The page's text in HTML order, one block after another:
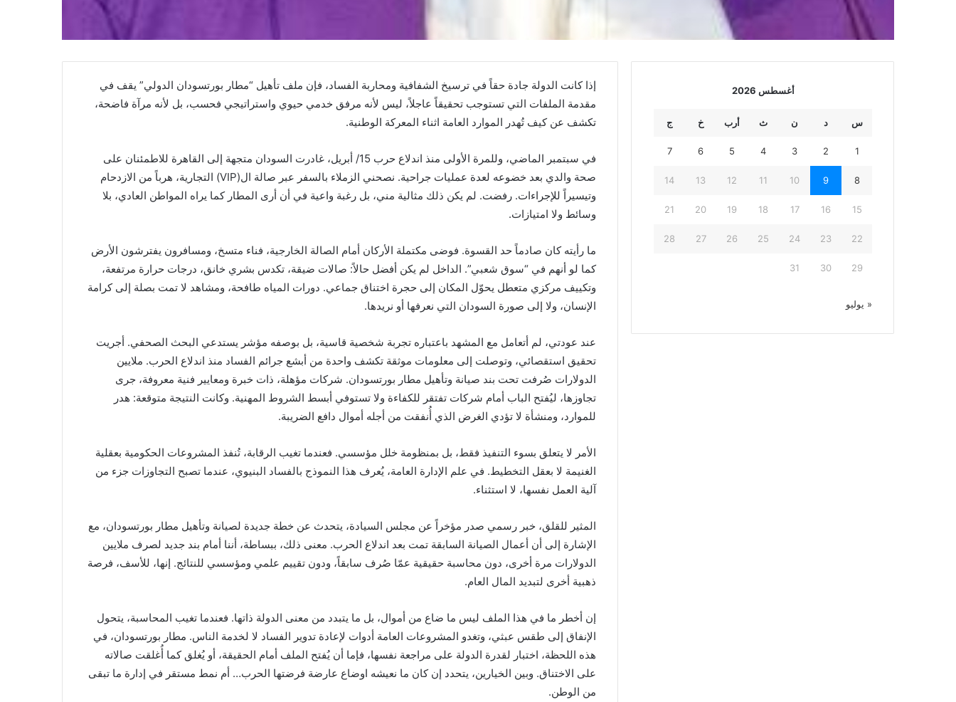
إذا كانت الدولة جادة حقاً في ترسيخ الشفافية ومحاربة الفساد، فإن ملف تأهيل “مطار بورتسودان الدولي” يقف في
مقدمة الملفات التي تستوجب تحقيقاً عاجلاً، ليس لأنه مرفق خدمي حيوي واستراتيجي فحسب، بل لأنه مرآة فاضحة،
تكشف عن كيف تُهدر الموارد العامة اثناء المعركة الوطنية.
في سبتمبر الماضي، وللمرة الأولى منذ اندلاع حرب 15/ أبريل، غادرت السودان متجهة إلى القاهرة للاطمئنان على
صحة والدي بعد خضوعه لعدة عمليات جراحية. نصحني الزملاء بالسفر عبر صالة ال(VIP) التجارية، هرباً من الازدحام
وتيسيراً للإجراءات. رفضت. لم يكن ذلك مثالية مني، بل رغبة واعية في أن أرى المطار كما يراه المواطن العادي، بلا
وسائط ولا امتيازات.
ما رأيته كان صادماً حد القسوة. فوضى مكتملة الأركان أمام الصالة الخارجية، فناء متسخ، ومسافرون يفترشون الأرض
كما لو أنهم في “سوق شعبي”. الداخل لم يكن أفضل حالاً: صالات ضيقة، تكدس بشري خانق، درجات حرارة مرتفعة،
وتكييف مركزي متعطل يحوّل المكان إلى حجرة اختناق جماعي. دورات المياه طافحة، ومشاهد لا تمت بصلة إلى كرامة
الإنسان، ولا إلى صورة السودان التي نعرفها أو نريدها.
عند عودتي، لم أتعامل مع المشهد باعتباره تجربة شخصية قاسية، بل بوصفه مؤشر يستدعي البحث الصحفي. أجريت
تحقيق استقصائي، وتوصلت إلى معلومات موثقة تكشف واحدة من أبشع جرائم الفساد منذ اندلاع الحرب. ملايين
الدولارات صُرفت تحت بند صيانة وتأهيل مطار بورتسودان. شركات مؤهلة، ذات خبرة ومعايير فنية معروفة، جرى
تجاوزها، ليُفتح الباب أمام شركات تفتقر للكفاءة ولا تستوفي أبسط الشروط المهنية. وكانت النتيجة متوقعة: هدر
للموارد، ومنشأة لا تؤدي الغرض الذي أُنفقت من أجله أموال دافع الضريبة.
الأمر لا يتعلق بسوء التنفيذ فقط، بل بمنظومة خلل مؤسسي. فعندما تغيب الرقابة، تُنفذ المشروعات الحكومية بعقلية
الغنيمة لا بعقل التخطيط. في علم الإدارة العامة، يُعرف هذا النموذج بالفساد البنيوي، عندما تصبح التجاوزات جزء من
آلية العمل نفسها، لا استثناء.
المثير للقلق، خبر رسمي صدر مؤخراً عن مجلس السيادة، يتحدث عن خطة جديدة لصيانة وتأهيل مطار بورتسودان، مع
الإشارة إلى أن أعمال الصيانة السابقة تمت بعد اندلاع الحرب. معنى ذلك، ببساطة، أننا أمام بند جديد لصرف ملايين
الدولارات مرة أخرى، دون محاسبة حقيقية عمّا صُرف سابقاً، ودون تقييم علمي ومؤسسي للنتائج. إنها، للأسف، فرصة
ذهبية أخرى لتبديد المال العام.
إن أخطر ما في هذا الملف ليس ما ضاع من أموال، بل ما يتبدد من معنى الدولة ذاتها. فعندما تغيب المحاسبة، يتحول
الإنفاق إلى طقس عبثي، وتغدو المشروعات العامة أدوات لإعادة تدوير الفساد لا لخدمة الناس. مطار بورتسودان، في
هذه اللحظة، اختبار لقدرة الدولة على مراجعة نفسها، فإما أن يُفتح الملف أمام الحقيقة، أو يُغلق كما أُغلقت صالاته
على الاختناق. وبين الخيارين، يتحدد إن كان ما نعيشه اوضاع عارضة فرضتها الحرب… أم نمط مستقر في إدارة ما تبقى
من الوطن.
أغسطس 2026
س د ن ث أرب خ ج
1
2
3
4
5
6
7
8
9
10
11
12
13
14
15
16
17
18
19
20
21
22
23
24
25
26
27
28
29
30
31
« يوليو